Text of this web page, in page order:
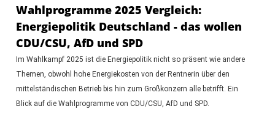
Wahlprogramme 2025 Vergleich:
Energiepolitik Deutschland - das wollen
CDU/CSU, AfD und SPD
Im Wahlkampf 2025 ist die Energiepolitik nicht so präsent wie andere
Themen, obwohl hohe Energiekosten von der Rentnerin über den
mittelständischen Betrieb bis hin zum Großkonzern alle betrifft. Ein
Blick auf die Wahlprogramme von CDU/CSU, AfD und SPD.